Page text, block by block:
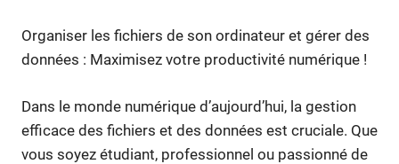
Organiser les fichiers de son ordinateur et gérer des
données : Maximisez votre productivité numérique !
Dans le monde numérique d’aujourd’hui, la gestion
efficace des fichiers et des données est cruciale. Que
vous soyez étudiant, professionnel ou passionné de